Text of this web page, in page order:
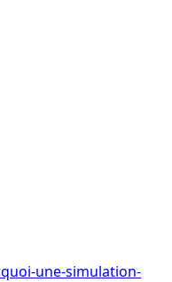
une-simulation-